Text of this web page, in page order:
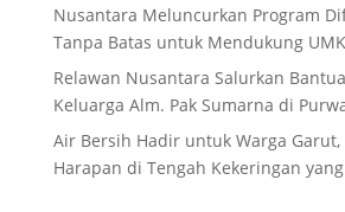
Nusantara Meluncurkan Program
Tanpa Batas untuk Mendukung
Relawan Nusantara Salurkan
Keluarga Alm. Pak Sumarna di
Air Bersih Hadir untuk Warga
Harapan di Tengah Kekeringan